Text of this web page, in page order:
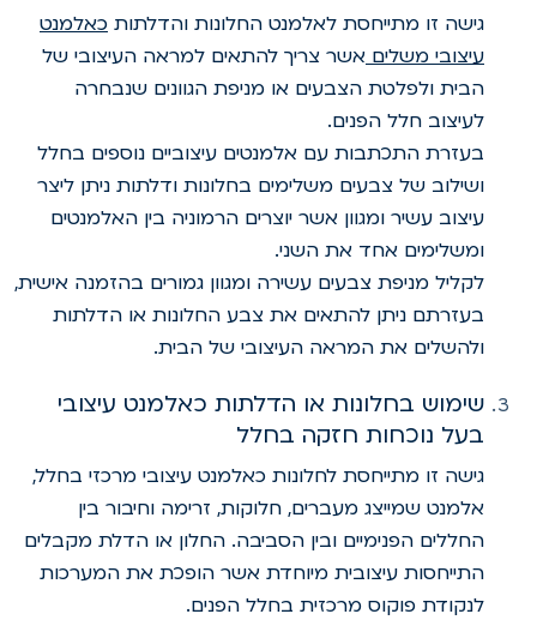
גישה זו מתייחסת לאלמנט החלונות והדלתותכאלמנט
עיצובי משליםאשר צריך להתאים למראה העיצובי של
הבית ולפלטת הצבעים או מניפת הגוונים שנבחרה
לעיצוב חלל הפנים.
בעזרת התכתבות עם אלמנטים עיצוביים נוספים בחלל
ושילוב של צבעים משלימים בחלונות ודלתות ניתן ליצר
עיצוב עשיר ומגוון אשר יוצרים הרמוניה בין האלמנטים
ומשלימים אחד את השני.
לקליל מניפת צבעים עשירה ומגוון גמורים בהזמנה אישית,
בעזרתם ניתן להתאים את צבע החלונות או הדלתות
ולהשלים את המראה העיצובי של הבית.
שימוש בחלונות או הדלתות כאלמנט עיצובי
בעל נוכחות חזקה בחלל
גישה זו מתייחסת לחלונות כאלמנט עיצובי מרכזי בחלל,
אלמנט שמייצג מעברים, חלוקות, זרימה וחיבור בין
החללים הפנימיים ובין הסביבה. החלון או הדלת מקבלים
התייחסות עיצובית מיוחדת אשר הופכת את המערכות
לנקודת פוקוס מרכזית בחלל הפנים.